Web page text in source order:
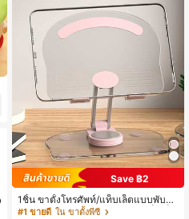
Save ฿2
1ชิ้น ขาตั้งโทรศัพท์/แท็บเล็ตแบบพับได
้, เหมาะสำหรับสมาร์ทโฟนและแท็บเล็ต
#1 ขายดี ใน ขาตั้งพีซี